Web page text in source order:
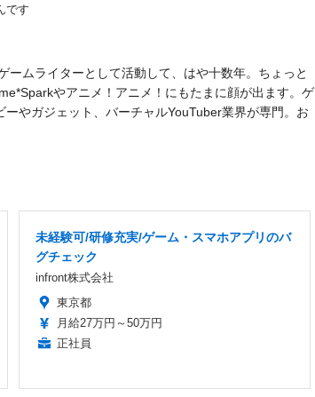
です
ームライターとして活動して、はや十数年。ちょっと
やアニメ！アニメ！にもたまに顔が出ます。ゲ
ーやガジェット、バーチャルYouTuber業界が専門。お
未経験可/研修充実/ゲーム・スマホアプリのバ
グチェック
infront株式会社
東京都
月給27万円～50万円
正社員